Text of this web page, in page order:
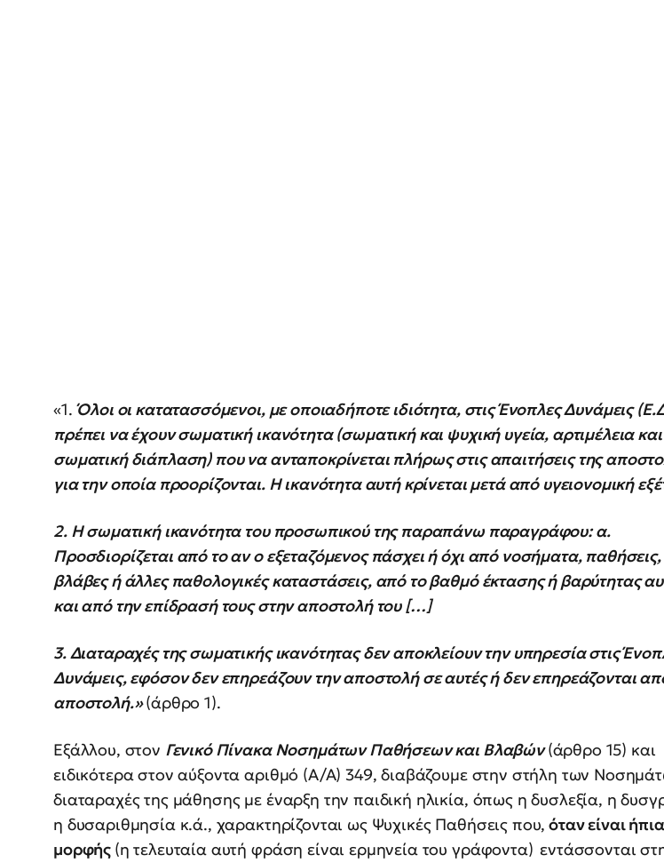
«1.Όλοι οι κατατασσόμενοι, με οποιαδήποτε ιδιότητα, στις Ένοπλες Δυνάμεις
πρέπει να έχουν σωματική ικανότητα (σωματική και ψυχική υγεία, αρτιμέλεια και
σωματική διάπλαση) που να ανταποκρίνεται πλήρως στις απαιτήσεις της
για την οποία προορίζονται. Η ικανότητα αυτή κρίνεται μετά από υγειονομική
2. Η σωματική ικανότητα του προσωπικού της παραπάνω παραγράφου: α.
Προσδιορίζεται από το αν ο εξεταζόμενος πάσχει ή όχι από νοσήματα, παθήσεις,
βλάβες ή άλλες παθολογικές καταστάσεις, από το βαθμό έκτασης ή βαρύτητας
και από την επίδρασή τους στην αποστολή του […]
3. Διαταραχές της σωματικής ικανότητας δεν αποκλείουν την υπηρεσία στις
Δυνάμεις, εφόσον δεν επηρεάζουν την αποστολή σε αυτές ή δεν επηρεάζονται
αποστολή.»(άρθρο 1).
Εξάλλου, στον Γενικό Πίνακα Νοσημάτων Παθήσεων και Βλαβών(άρθρο 15) και
ειδικότερα στον αύξοντα αριθμό (Α/Α) 349, διαβάζουμε στην στήλη των
διαταραχές της μάθησης με έναρξη την παιδική ηλικία, όπως η δυσλεξία, η
η δυσαριθμησία κ.ά., χαρακτηρίζονται ως Ψυχικές Παθήσεις που, όταν είναι
μορφής (η τελευταία αυτή φράση είναι ερμηνεία του γράφοντα) εντάσσονται